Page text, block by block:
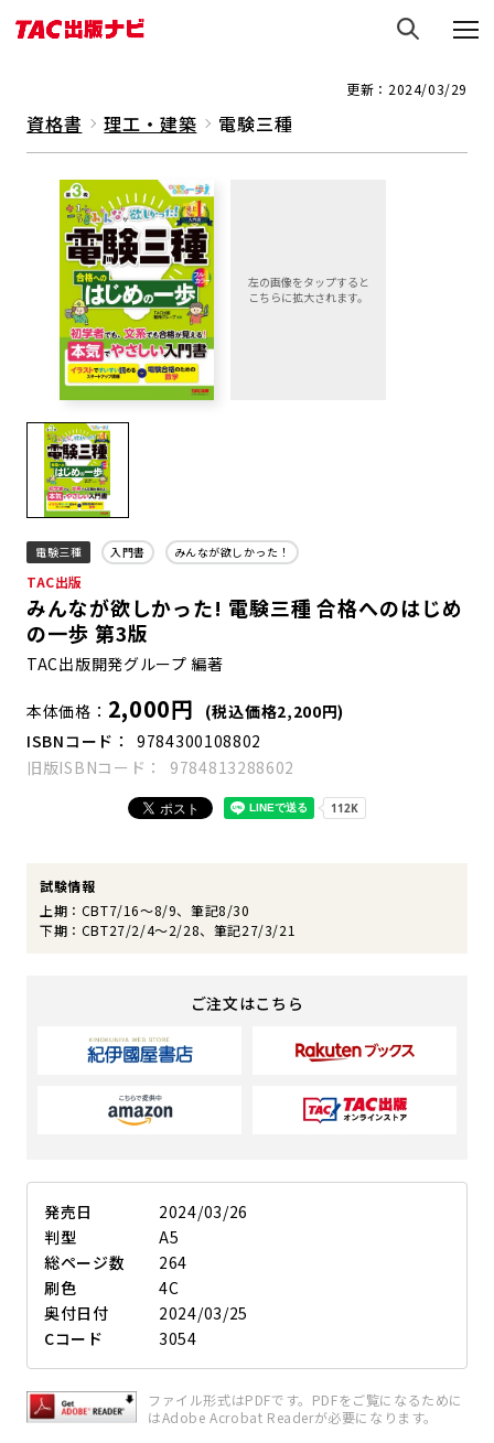
更新：2024/03/29
資格書 理工・建築 電験三種
電験三種 入門書 みんなが欲しかった！
TAC出版
みんなが欲しかった! 電験三種 合格へのはじめ
の一歩 第3版
TAC出版開発グループ 編著
本体価格 2,000円
(税込価格2,200円)
ISBNコード
9784300108802
旧版ISBNコード
9784813288602
試験情報
上期：CBT7/16～8/9、筆記8/30
下期：CBT27/2/4～2/28、筆記27/3/21
ご注文はこちら
発売日
2024/03/26
判型
A5
総ページ数
264
刷色
4C
奥付日付
2024/03/25
Cコード
3054
ファイル形式はPDFです。PDFをご覧になるために
はAdobe Acrobat Readerが必要になります。